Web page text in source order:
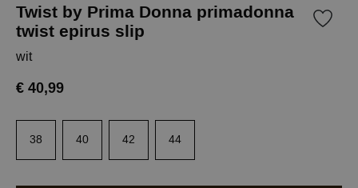
Twist by Prima Donna primadonna
twist epirus slip
wit
€ 40,99
38 40 42 44